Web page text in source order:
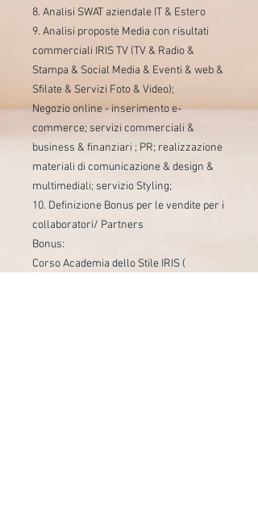
8. Analisi SWAT aziendale IT & Estero
9. Analisi proposte Media con risultati
commerciali IRIS TV (TV & Radio &
Stampa & Social Media & Eventi & web &
Sfilate & Servizi Foto & Video);
Negozio online - inserimento e-
commerce; servizi commerciali &
business & finanziari ; PR; realizzazione
materiali di comunicazione & design &
multimediali; servizio Styling;
10. Definizione Bonus per le vendite per i
collaboratori/ Partners
Bonus:
Corso Academia dello Stile IRIS (